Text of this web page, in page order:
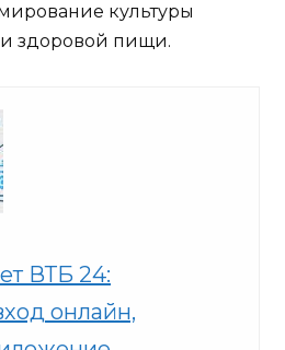
культуры
здоровой пищи.
ВТБ 24:
онлайн,